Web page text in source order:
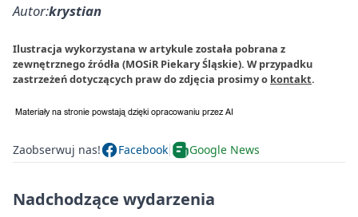
Autor:krystian
Ilustracja wykorzystana w artykule została pobrana z
zewnętrznego źródła (MOSiR Piekary Śląskie). W przypadku
zastrzeżeń dotyczących praw do zdjęcia prosimy o kontakt.
Zaobserwuj nas! Facebook Google News
Nadchodzące wydarzenia